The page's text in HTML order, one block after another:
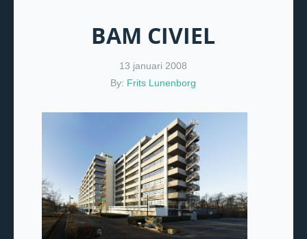
BAM CIVIEL
13 januari 2008
By: Frits Lunenborg